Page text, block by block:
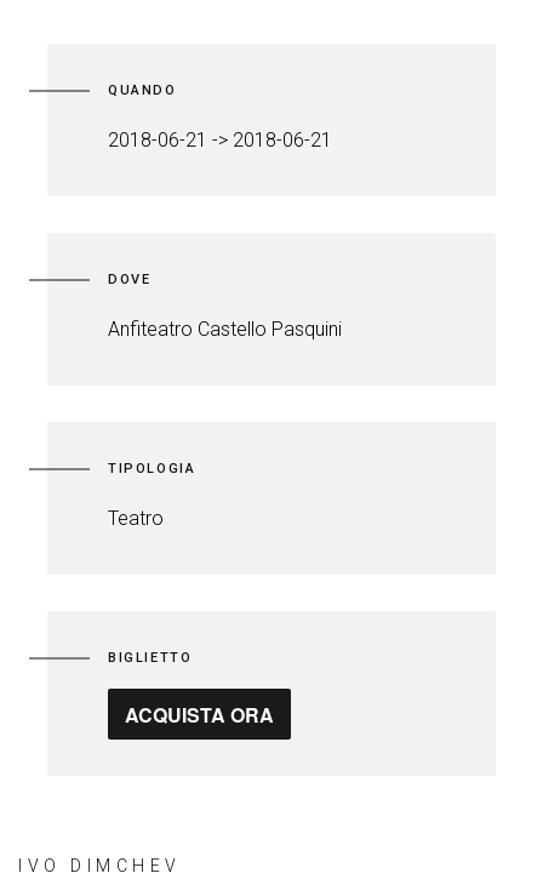
QUANDO
2018-06-21 -> 2018-06-21
DOVE
Anfiteatro Castello Pasquini
TIPOLOGIA
Teatro
BIGLIETTO
ACQUISTA ORA
IVO DIMCHEV